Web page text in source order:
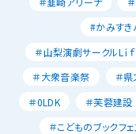
#かみすき
＃山梨演劇サークルLｉｆ
＃大衆音楽祭
＃
＃0LDK
＃芙蓉建設
＃こどものブックフ